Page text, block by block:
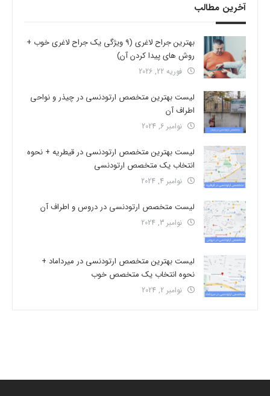
آخرین مطالب
بهترین جراح لاغری (9 ویژگی یک جراح لاغری خوب +
روش های پیدا کردن آن)
فوریه 22, 2026
لیست بهترین متخصص ارتودنسی در چیذر و نواحی
اطراف آن
نوامبر 6, 2024
لیست بهترین متخصص ارتودنسی در قیطریه + نحوه
انتخاب یک متخصص ارتودنسی
نوامبر 4, 2024
لیست متخصص ارتودنسی در دروس و اطراف آن
نوامبر 3, 2024
لیست بهترین متخصص ارتودنسی در میرداماد +
نحوه انتخاب یک متخصص خوب
نوامبر 2, 2024